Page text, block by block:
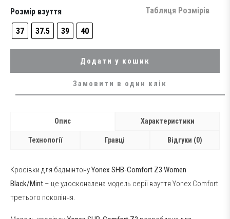
11,199 грн.. 9,599 грн..
Таблиця Розмірів
Розмір взуття
37
37.5 39 40
Додати у кошик
Замовити в один клік
Опис Характеристики
Технології Гравці Відгуки (0)
Кросівки для бадмінтонуYonex SHB-Comfort Z3 Women
Black/Mint – це удосконалена модель серії взуття Yonex Comfort
третього покоління.